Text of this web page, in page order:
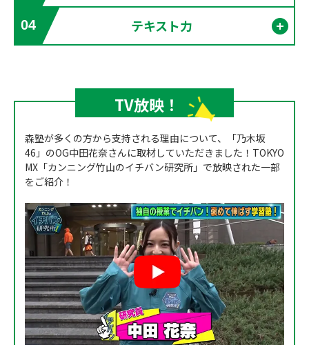
04 テキスト力
TV放映！
森塾が多くの方から支持される理由について、「乃木坂
46」のOG中田花奈さんに取材していただきました！TOKYO
MX「カンニング竹山のイチバン研究所」で放映された一部
をご紹介！